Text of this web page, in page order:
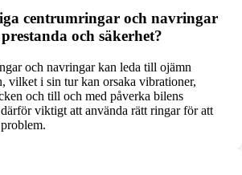
centrumringar och navringar
och säkerhet?
och navringar kan leda till ojämn
vilket i sin tur kan orsaka vibrationer,
och till och med påverka bilens
viktigt att använda rätt ringar för att